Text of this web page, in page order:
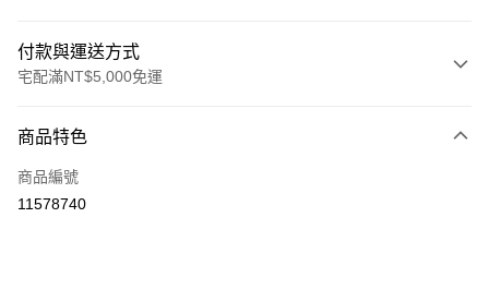
付款與運送方式
宅配滿NT$5,000免運
信用卡一次付款
LINE Pay
商品特色
商品編號
11578740